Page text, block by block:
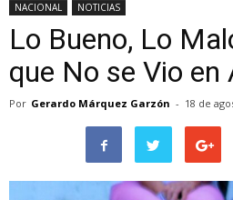
NACIONAL NOTICIAS
Lo Bueno, Lo
que No se Vio en
Por Gerardo Márquez Garzón - 18 de